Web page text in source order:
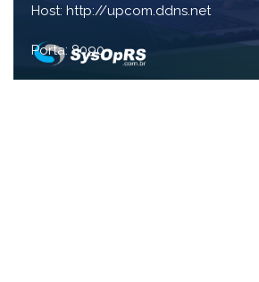
Host: http://upcom.ddns.net
Porta: 8090